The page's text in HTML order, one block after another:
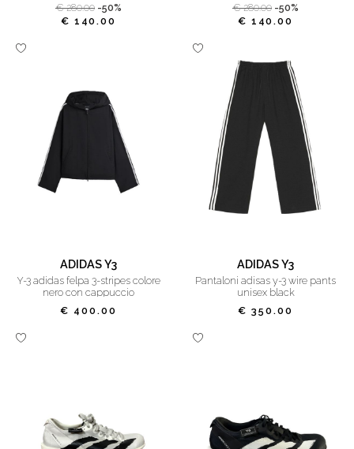
€ 280.00 -50%
€ 140.00
€ 280.00 -50%
€ 140.00
ADIDAS Y3
y-3 adidas felpa 3-stripes colore
nero con cappuccio
€ 400.00
ADIDAS Y3
pantaloni adisas y-3 wire pants
unisex black
€ 350.00